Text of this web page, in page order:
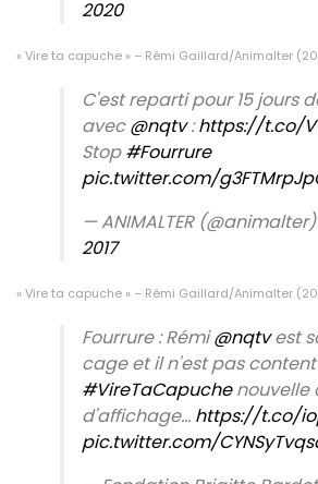
2020
« Vire ta capuche » – Rémi Gaillard/Animalter
C'est reparti pour 15 jours
avec@nqtv:https://t.co/
Stop#Fourrure
pic.twitter.com/
— ANIMALTER (@animalter)
2017
« Vire ta capuche » – Rémi Gaillard/Animalter
Fourrure : Rémi@nqtvest
cage et il n'est pas
#VireTaCapuchenouvelle
d'affichage… https://t.co/
pic.twitter.com/